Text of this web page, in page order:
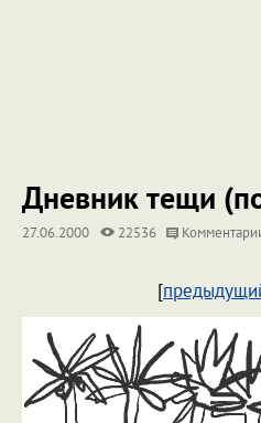
Дневник тещи
27.06.2000 22536
[